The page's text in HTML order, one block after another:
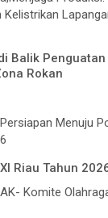
Balik
Rokan
Riau Tahun
Komite